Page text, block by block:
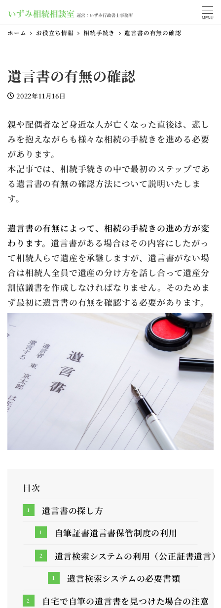
MENU
ホーム お役立ち情報 相続手続き 遺言書の有無の確認
遺言書の有無の確認
投稿日
2022年11月16日
親や配偶者など身近な人が亡くなった直後は、悲し
みを抱えながらも様々な相続の手続きを進める必要
があります。
本記事では、相続手続きの中で最初のステップであ
る遺言書の有無の確認方法について説明いたしま
す。
遺言書の有無によって、相続の手続きの進め方が変
わります。遺言書がある場合はその内容にしたがっ
て相続人らで遺産を承継しますが、遺言書がない場
合は相続人全員で遺産の分け方を話し合って遺産分
割協議書を作成しなければなりません。そのためま
ず最初に遺言書の有無を確認する必要があります。
目次
遺言書の探し方
自筆証書遺言書保管制度の利用
遺言検索システムの利用（公正証書遺言）
遺言検索システムの必要書類
自宅で自筆の遺言書を見つけた場合の注意